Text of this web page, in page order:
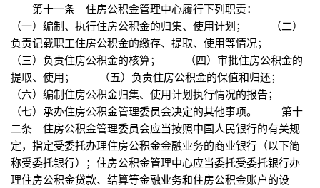
第十一条 住房公积金管理中心履行下列职责：
（一）编制、执行住房公积金的归集、使用计划； （二）
负责记载职工住房公积金的缴存、提取、使用等情况；
（三）负责住房公积金的核算； （四）审批住房公积金的
提取、使用； （五）负责住房公积金的保值和归还；
（六）编制住房公积金归集、使用计划执行情况的报告；
（七）承办住房公积金管理委员会决定的其他事项。 第十
二条 住房公积金管理委员会应当按照中国人民银行的有关规
定，指定受委托办理住房公积金金融业务的商业银行（以下简
称受委托银行）；住房公积金管理中心应当委托受委托银行办
理住房公积金贷款、结算等金融业务和住房公积金账户的设